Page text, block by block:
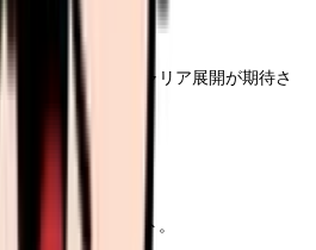
以下のようなキャリア展開が期待さ
での主任看護師。
でのコンサルタント。